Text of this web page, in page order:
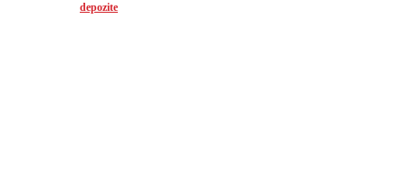
depozite